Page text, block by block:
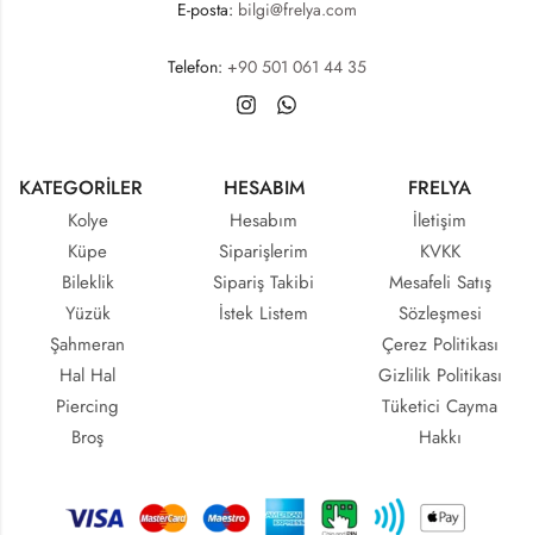
E-posta: bilgi@frelya.com
Telefon: +90 501 061 44 35
KATEGORİLER
Kolye
Küpe
Bileklik
Yüzük
Şahmeran
Hal Hal
Piercing
Broş
HESABIM
Hesabım
Siparişlerim
Sipariş Takibi
İstek Listem
FRELYA
İletişim
KVKK
Mesafeli Satış
Sözleşmesi
Çerez Politikası
Gizlilik Politikası
Tüketici Cayma
Hakkı